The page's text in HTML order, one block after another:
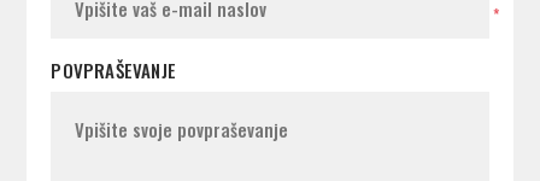
*
POVPRAŠEVANJE